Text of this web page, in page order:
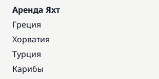
Аренда Яхт
Греция
Хорватия
Турция
Карибы